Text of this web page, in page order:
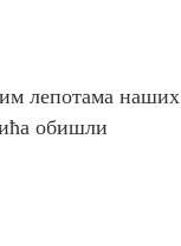
лепотама наших
обишли